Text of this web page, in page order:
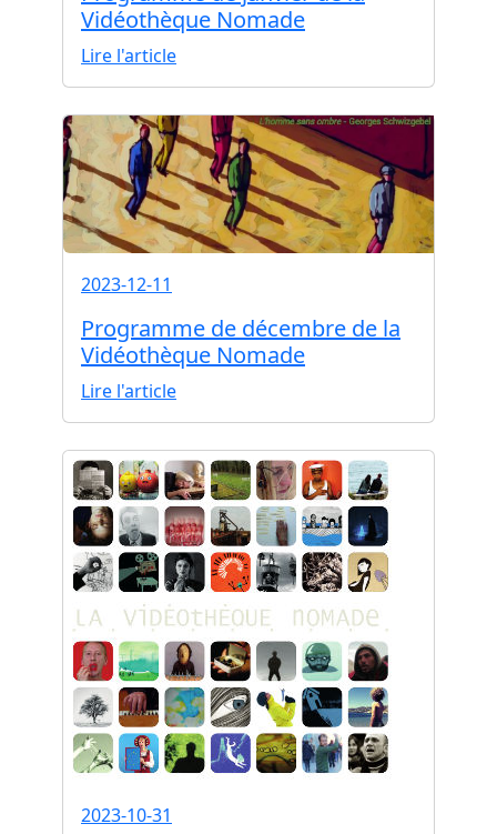
Vidéothèque Nomade
Lire l'article
2023-12-11
Programme de décembre de la
Vidéothèque Nomade
Lire l'article
2023-10-31